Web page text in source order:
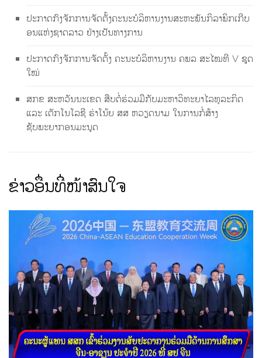
ປະກາດກົງຈັກການຈັດຕັ້ງຄະນະບໍລິຫານງານສະຫະພັນກິລາພິກເກີບ
ອນແຫ່ງຊາດລາວ ຢ່າງເປັນທາງການ
ປະກາດກົງຈັກການຈັດຕັ້ງ ຄະນະບໍລິຫານງານ ຄພລ ສະໄໝທີ V ຊຸດ
ໃໝ່
ສກຂ ສະຫວັນນະເຂດ ສືບຕໍ່ຮ່ວມມືກັບມະຫາວິທະຍາໄລທຸລະກິດ
ແລະ ເຕັກໂນໂລຊີ ຮ່າໂນ້ຍ ສສ ຫວຽດນາມ ໃນການກໍ່ສ້າງ
ຊັບພະຍາກອນມະນຸດ
ຂ່າວ​ອື່ນ​ທີ່​ໜ້າ​ສົນ​ໃຈ